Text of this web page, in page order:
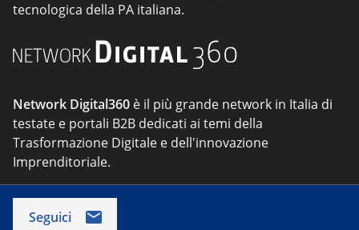
tecnologica della PA italiana.
Network Digital360 è il più grande network in Italia di
testate e portali B2B dedicati ai temi della
Trasformazione Digitale e dell'innovazione
Imprenditoriale.
Seguici